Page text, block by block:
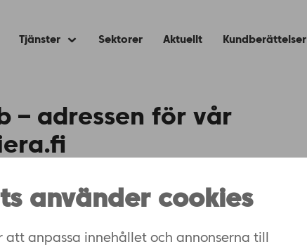
använder cookies
anpassa innehållet och annonserna till
Tjänster
ExpandSektorer Aktuellt Kundberättelser
– adressen för vår